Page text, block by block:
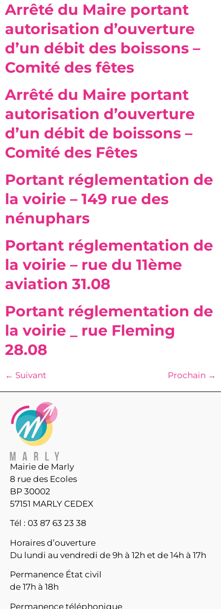
Arrêté du Maire portant
autorisation d’ouverture
d’un débit des boissons –
Comité des fêtes
Arrêté du Maire portant
autorisation d’ouverture
d’un débit de boissons –
Comité des Fêtes
Portant réglementation de
la voirie – 149 rue des
nénuphars
Portant réglementation de
la voirie – rue du 11ème
aviation 31.08
Portant réglementation de
la voirie _ rue Fleming
28.08
← Suivant Prochain →
Mairie de Marly
8 rue des Ecoles
BP 30002
57151 MARLY CEDEX
Tél : 03 87 63 23 38
Horaires d’ouverture
Du lundi au vendredi de 9h à 12h et de 14h à 17h
Permanence État civil
de 17h à 18h
Permanence téléphonique